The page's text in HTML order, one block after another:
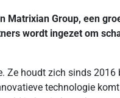
Matrixian Group, een
wordt ingezet om
Ze houdt zich sinds
technologie